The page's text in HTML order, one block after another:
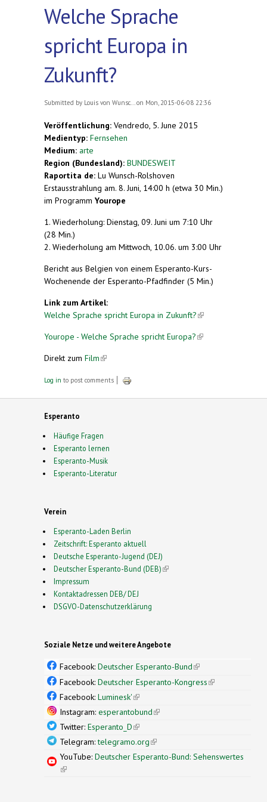
Welche Sprache
spricht Europa in
Zukunft?
Submitted by Louis von Wunsc... on Mon, 2015-06-08 22:36
Veröffentlichung: Vendredo, 5. June 2015
Medientyp: Fernsehen
Medium: arte
Region (Bundesland): BUNDESWEIT
Raportita de: Lu Wunsch-Rolshoven
Erstausstrahlung am. 8. Juni, 14:00 h (etwa 30 Min.)
im Programm Yourope
1. Wiederholung: Dienstag, 09. Juni um 7:10 Uhr
(28 Min.)
2. Wiederholung am Mittwoch, 10.06. um 3:00 Uhr
Bericht aus Belgien von einem Esperanto-Kurs-
Wochenende der Esperanto-Pfadfinder (5 Min.)
Link zum Artikel:
Welche Sprache spricht Europa in Zukunft?(link is
Yourope - Welche Sprache spricht Europa?(link is
Direkt zum Film(link is external)
Log in to post comments
Esperanto
Häufige Fragen
Esperanto lernen
Esperanto-Musik
Esperanto-Literatur
Verein
Esperanto-Laden Berlin
Zeitschrift: Esperanto aktuell
Deutsche Esperanto-Jugend (DEJ)
Deutscher Esperanto-Bund (DEB)(link is external)
Impressum
Kontaktadressen DEB/ DEJ
DSGVO-Datenschutzerklärung
Soziale Netze und weitere Angebote
Facebook: Deutscher Esperanto-Bund(link is
external)
Facebook: Deutscher Esperanto-Kongress(link is
Facebook: Luminesk'(link is external)
Instagram: esperantobund(link is external)
Twitter: Esperanto_D(link is external)
Telegram:telegramo.org(link is external)
YouTube: Deutscher Esperanto-Bund: Sehenswertes
(link is external)